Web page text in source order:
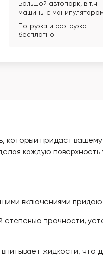
Большой автопарк, в т.ч.
машины с манипулятором
Погрузка и разгрузка -
бесплатно
который придаст
каждую поверхность
включениями
степенью прочности,
жидкости, что